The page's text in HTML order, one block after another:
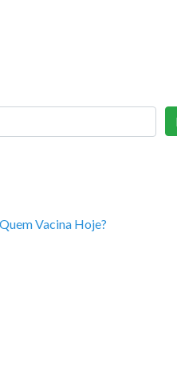
Vacina Hoje?